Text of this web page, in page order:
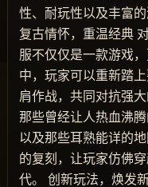
性、耐玩性以及丰富
复古情怀，重温经典
服不仅仅是一款游戏
中，玩家可以重新踏
肩作战，共同对抗强
那些曾经让人热血沸
以及那些耳熟能详的
的复刻，让玩家仿佛
代。 创新玩法，焕发